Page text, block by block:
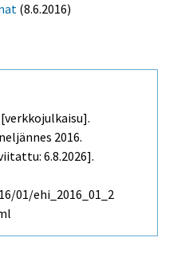
(8.6.2016)
2016.
6.8.2026].
01/ehi_2016_01_2